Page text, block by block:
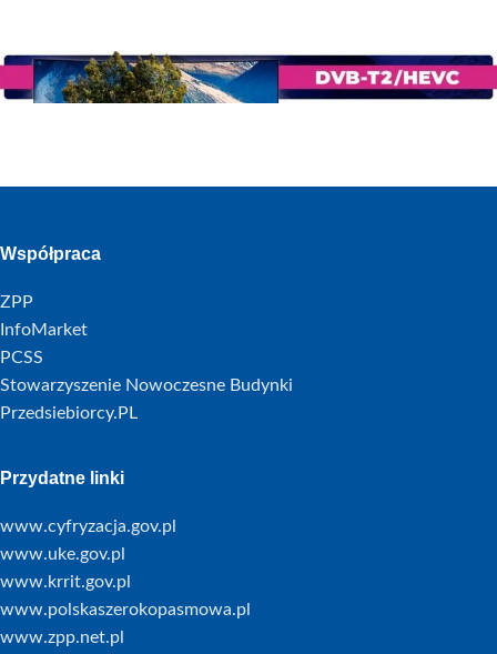
Współpraca
ZPP
InfoMarket
PCSS
Stowarzyszenie Nowoczesne Budynki
Przedsiebiorcy.PL
Przydatne linki
www.cyfryzacja.gov.pl
www.uke.gov.pl
www.krrit.gov.pl
www.polskaszerokopasmowa.pl
www.zpp.net.pl